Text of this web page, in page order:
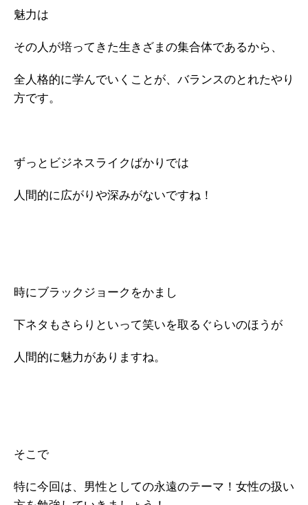
魅力は
その人が培ってきた生きざまの集合体であるから、
全人格的に学んでいくことが、バランスのとれたやり
方です。
ずっとビジネスライクばかりでは
人間的に広がりや深みがないですね！
時にブラックジョークをかまし
下ネタもさらりといって笑いを取るぐらいのほうが
人間的に魅力がありますね。
そこで
特に今回は、男性としての永遠のテーマ！女性の扱い